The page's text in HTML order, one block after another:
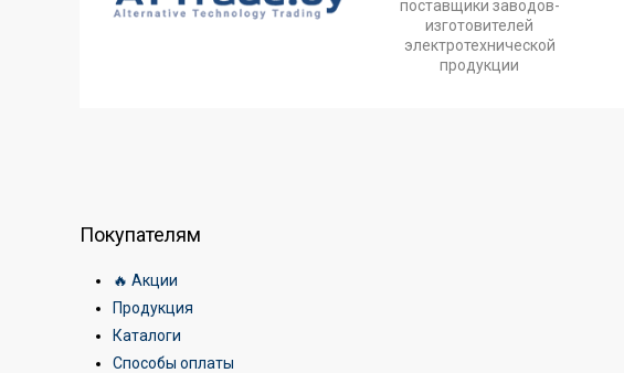
поставщики заводов-
изготовителей
электротехнической
продукции
Покупателям
🔥 Акции
Продукция
Каталоги
Способы оплаты